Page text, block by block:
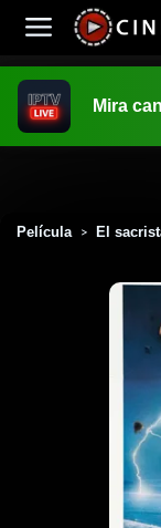
Mira
Película > El